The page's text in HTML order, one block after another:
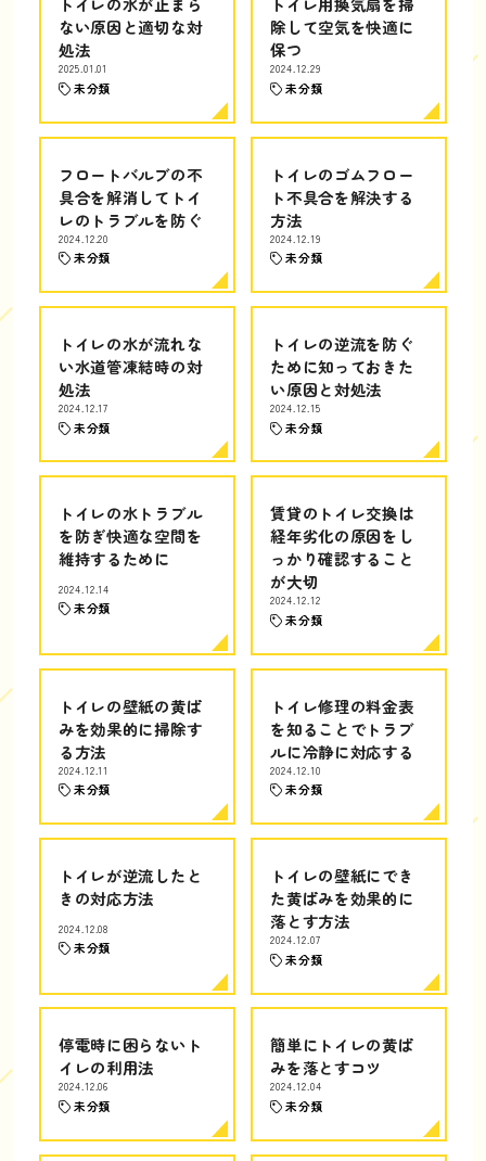
ない原因と適切な対
処法
2025.01.01
未分類
除して空気を快適に
保つ
2024.12.29
未分類
フロートバルブの不
具合を解消してトイ
レのトラブルを防ぐ
2024.12.20
未分類
トイレのゴムフロー
ト不具合を解決する
方法
2024.12.19
未分類
トイレの水が流れな
い水道管凍結時の対
処法
2024.12.17
未分類
トイレの逆流を防ぐ
ために知っておきた
い原因と対処法
2024.12.15
未分類
トイレの水トラブル
を防ぎ快適な空間を
維持するために
2024.12.14
未分類
賃貸のトイレ交換は
経年劣化の原因をし
っかり確認すること
が大切
2024.12.12
未分類
トイレの壁紙の黄ば
みを効果的に掃除す
る方法
2024.12.11
未分類
トイレ修理の料金表
を知ることでトラブ
ルに冷静に対応する
2024.12.10
未分類
トイレが逆流したと
きの対応方法
2024.12.08
未分類
トイレの壁紙にでき
た黄ばみを効果的に
落とす方法
2024.12.07
未分類
停電時に困らないト
イレの利用法
2024.12.06
未分類
簡単にトイレの黄ば
みを落とすコツ
2024.12.04
未分類